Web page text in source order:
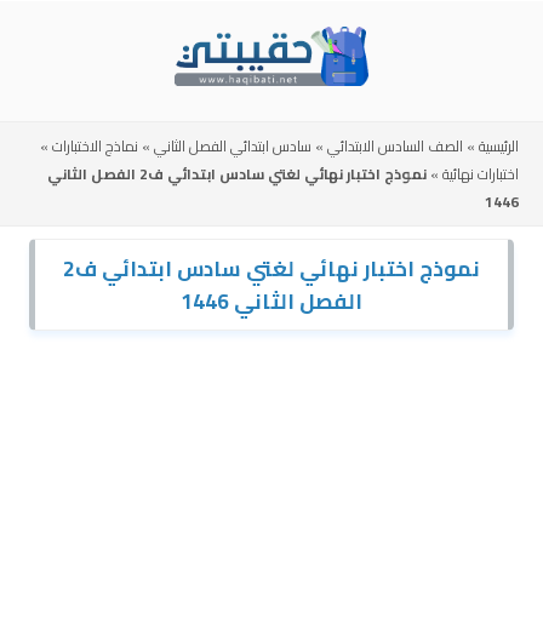
الرئيسية» الصف السادس الابتدائي» سادس ابتدائي الفصل الثاني» نماذج الاختبارات»
اختبارات نهائية»
نموذج اختبار نهائي لغتي سادس ابتدائي ف2 الفصل الثاني
1446
نموذج اختبار نهائي لغتي سادس ابتدائي ف2
الفصل الثاني 1446